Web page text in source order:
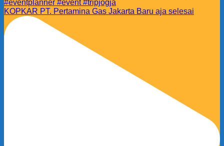
KOPKAR PT. Pertamina Gas Jakarta Baru aja selesai